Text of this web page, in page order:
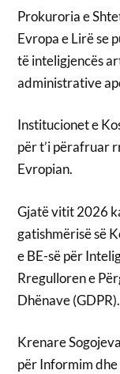
Prokuroria e
Evropa e Lirë se
të inteligjencës
administrative
Institucionet e
për t’i përafruar
Evropian.
Gjatë vitit 2026
gatishmërisë së
e BE-së për
Rregulloren e
Dhënave (GDPR).
Krenare
për Informim